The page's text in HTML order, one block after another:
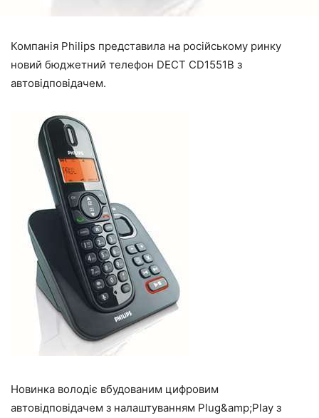
Компанія Philips представила на російському ринку
новий бюджетний телефон DECT CD1551B з
автовідповідачем.
Новинка володіє вбудованим цифровим
автовідповідачем з налаштуванням Plug&amp;Play з